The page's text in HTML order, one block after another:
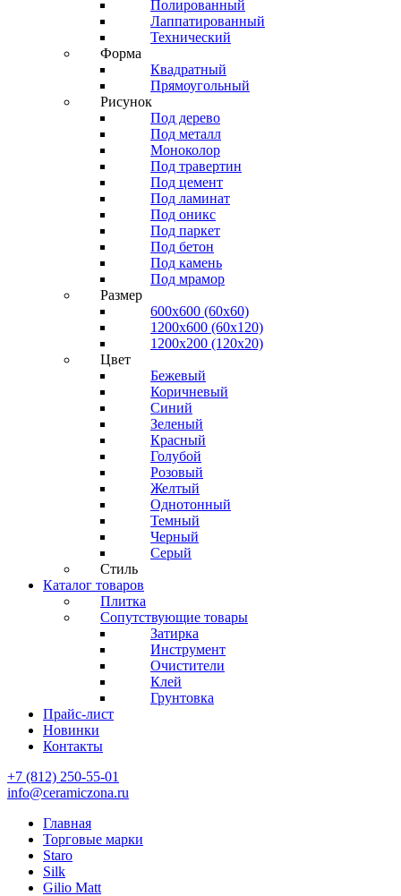
Полированный
Лаппатированный
Технический
Форма
Квадратный
Прямоугольный
Рисунок
Под дерево
Под металл
Моноколор
Под травертин
Под цемент
Под ламинат
Под оникс
Под паркет
Под бетон
Под камень
Под мрамор
Размер
600х600 (60х60)
1200х600 (60х120)
1200х200 (120x20)
Цвет
Бежевый
Коричневый
Синий
Зеленый
Красный
Голубой
Розовый
Желтый
Однотонный
Темный
Черный
Серый
Стиль
Каталог товаров
Плитка
Сопутствующие товары
Затирка
Инструмент
Очистители
Клей
Грунтовка
Прайс-лист
Новинки
Контакты
+7 (812) 250-55-01
info@ceramiczona.ru
Главная
Торговые марки
Staro
Silk
Gilio Matt